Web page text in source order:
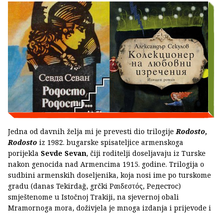
Jedna od davnih želja mi je prevesti dio trilogijeRodosto,
Rodosto iz 1982. bugarske spisateljice armenskoga
porijekla Sevde Sevan, čiji roditelji doseljavaju iz Turske
nakon genocida nad Armencima 1915. godine. Trilogija o
sudbini armenskih doseljenika, koja nosi ime po turskome
gradu (danas Tekirdağ, grčki Ραιδεστός, Редестос)
smještenome u Istočnoj Trakiji, na sjevernoj obali
Mramornoga mora, doživjela je mnoga izdanja i prijevode i